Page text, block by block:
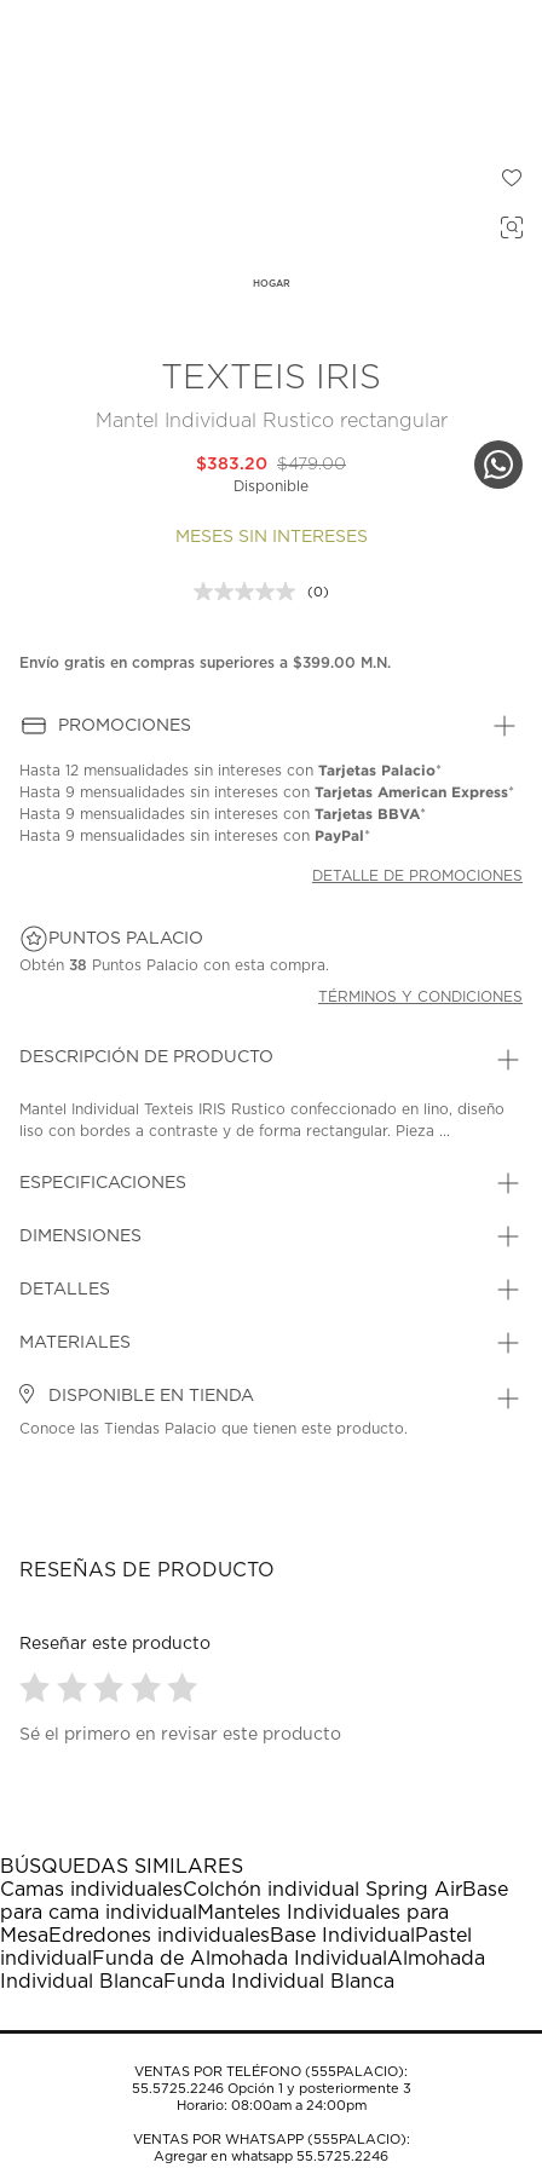
HOGAR
TEXTEIS IRIS
Mantel Individual Rustico rectangular
$479.00
$383.20
Disponible
MESES SIN INTERESES
Sin
en
(0)
Envío gratis en compras superiores a $399.00 M.N.
PROMOCIONES
Hasta 12 mensualidades sin intereses con Tarjetas Palacio*
Hasta 9 mensualidades sin intereses con Tarjetas American Express*
Hasta 9 mensualidades sin intereses con Tarjetas BBVA*
Hasta 9 mensualidades sin intereses con PayPal*
DETALLE DE PROMOCIONES
PUNTOS PALACIO
Obtén 38 Puntos Palacio con esta compra.
TÉRMINOS Y CONDICIONES
DESCRIPCIÓN DE PRODUCTO
Mantel Individual Texteis IRIS Rustico confeccionado en lino, diseño
liso con bordes a contraste y de forma rectangular. Pieza ...
ESPECIFICACIONES
DIMENSIONES
DETALLES
MATERIALES
DISPONIBLE EN TIENDA
Conoce las Tiendas Palacio que tienen este producto.
RESEÑAS DE PRODUCTO
Reseñar este producto
para
1
estrella
Esta
acción
abrirá
el
formulario
envío.
para
estrellas.
Esta
acción
abrirá
el
formulario
envío.
para
estrellas.
Esta
acción
abrirá
el
formulario
envío.
para
estrellas.
Esta
acción
abrirá
el
formulario
envío.
para
estrellas.
Esta
acción
abrirá
el
formulario
envío.
Sé el primero en revisar este producto
BÚSQUEDAS SIMILARES
Camas individualesColchón individual Spring AirBase
para cama individual Manteles Individuales para
MesaEdredones individualesBase Individual Pastel
individual Funda de Almohada Individual Almohada
Individual BlancaFunda Individual Blanca
VENTAS POR TELÉFONO (555PALACIO):
55.5725.2246Opción 1 y posteriormente 3
Horario: 08:00am a 24:00pm
VENTAS POR WHATSAPP (555PALACIO):
Agregar en whatsapp 55.5725.2246